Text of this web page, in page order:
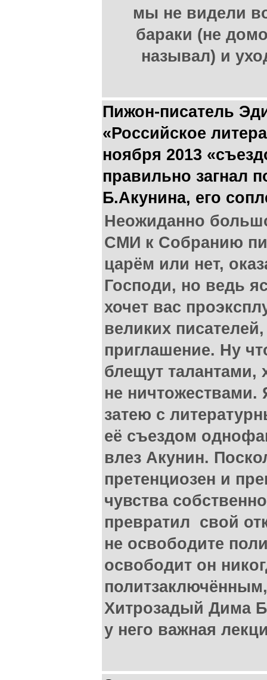
мы не видели
бараки (не
называл) и
Пижон-писатель
«Российское
ноября 2013
правильно загнал
Б.Акунина, его
Неожиданно
СМИ к Собранию
царём или нет,
Господи, но ведь
хочет вас
великих
приглашение. Ну
блещут
не
затею с
её съездом
влез Акунин.
претенциозен и
чувства
превратил свой
не освободите
освободит он
Хитрозадый Дима
у него важная